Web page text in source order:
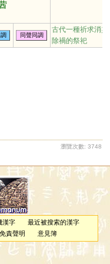
同聲同調
古代一種祈求消災
除禍的祭祀
瀏覽次數: 3748
漢字
最近被搜索的漢字
免責聲明 意見簿